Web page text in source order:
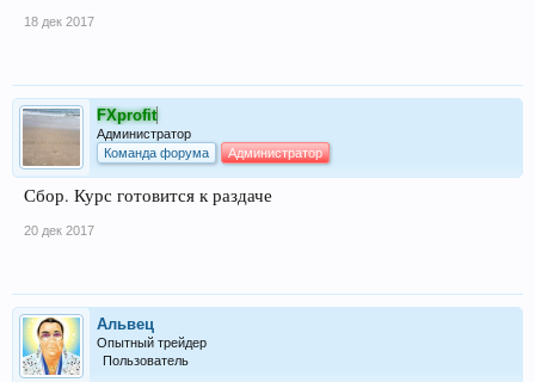
18 дек 2017
FXprofit
Администратор
Команда форума
Администратор
Сбор. Курс готовится к раздаче
20 дек 2017
Альвец
Опытный трейдер
Пользователь